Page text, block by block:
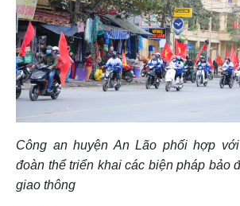
Công an huyện An Lão phối hợp
đoàn thể triển khai các biện pháp bảo
giao thông